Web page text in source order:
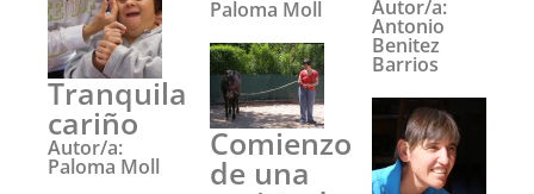
Tranquila
cariño
Autor/a:
Paloma Moll
Paloma Moll
Comienzo
de una
Autor/a:
Antonio
Benitez
Barrios